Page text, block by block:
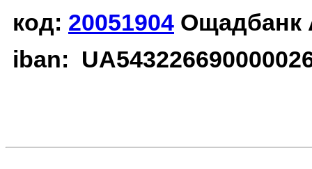
код: 20051904 Ощадбанк
iban: